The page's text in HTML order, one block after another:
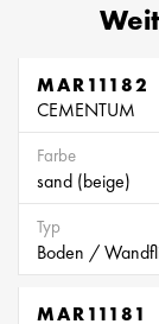
MAR11182
CEMENTUM
Farbe
sand (beige)
Typ
Boden /
MAR11181